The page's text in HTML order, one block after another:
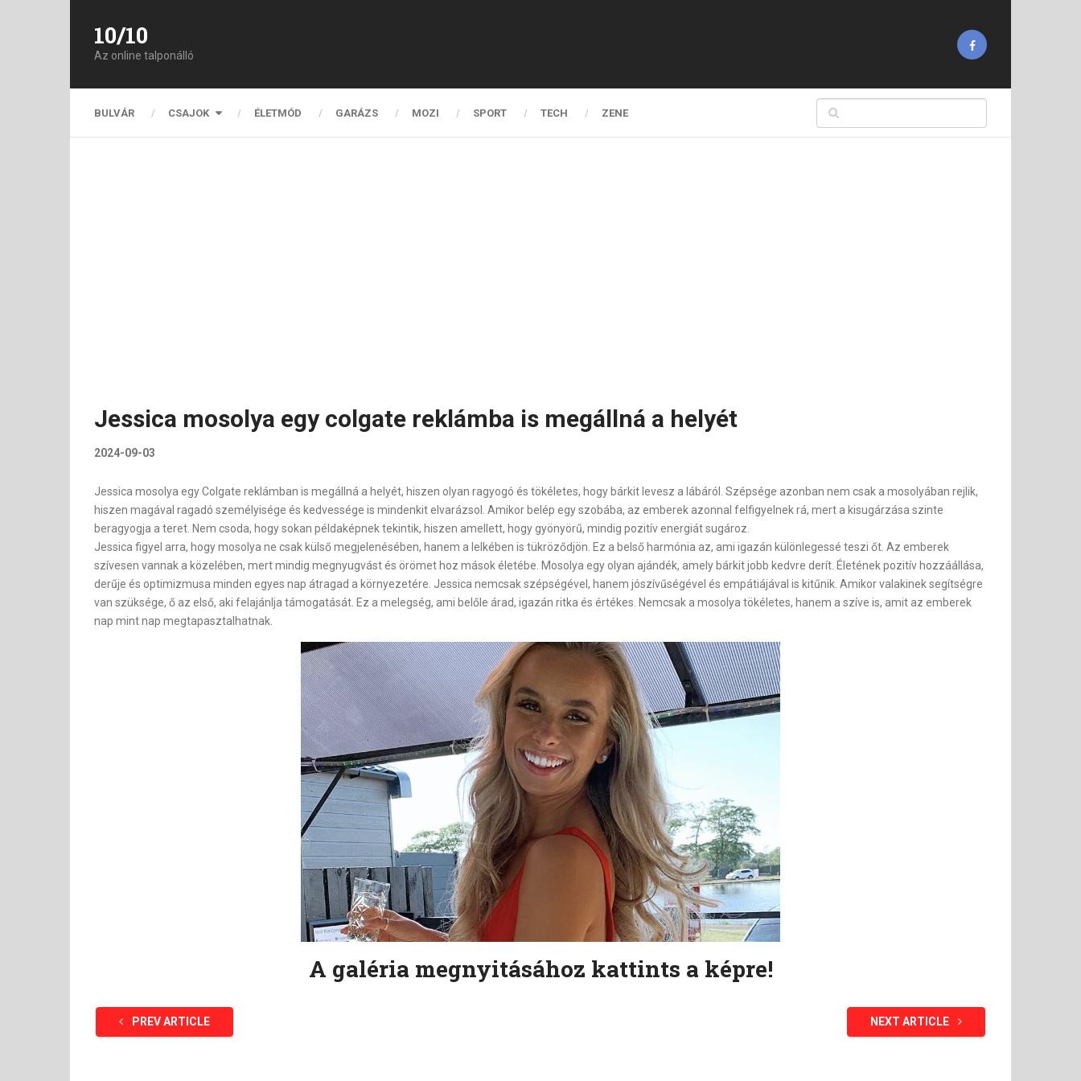
10/10
Az online talponálló
BULVÁR CSAJOK ÉLETMÓD GARÁZS MOZI SPORT TECH ZENE
Jessica mosolya egy colgate reklámba is megállná a helyét
2024-09-03
Jessica mosolya egy Colgate reklámban is megállná a helyét, hiszen olyan ragyogó és tökéletes, hogy bárkit levesz a lábáról. Szépsége azonban nem csak a mosolyában rejlik,
hiszen magával ragadó személyisége és kedvessége is mindenkit elvarázsol. Amikor belép egy szobába, az emberek azonnal felfigyelnek rá, mert a kisugárzása szinte
beragyogja a teret. Nem csoda, hogy sokan példaképnek tekintik, hiszen amellett, hogy gyönyörű, mindig pozitív energiát sugároz.
Jessica figyel arra, hogy mosolya ne csak külső megjelenésében, hanem a lelkében is tükröződjön. Ez a belső harmónia az, ami igazán különlegessé teszi őt. Az emberek
szívesen vannak a közelében, mert mindig megnyugvást és örömet hoz mások életébe. Mosolya egy olyan ajándék, amely bárkit jobb kedvre derít. Életének pozitív hozzáállása,
derűje és optimizmusa minden egyes nap átragad a környezetére. Jessica nemcsak szépségével, hanem jószívűségével és empátiájával is kitűnik. Amikor valakinek segítségre
van szüksége, ő az első, aki felajánlja támogatását. Ez a melegség, ami belőle árad, igazán ritka és értékes. Nemcsak a mosolya tökéletes, hanem a szíve is, amit az emberek
nap mint nap megtapasztalhatnak.
A galéria megnyitásához kattints a képre!
PREV ARTICLE NEXT ARTICLE